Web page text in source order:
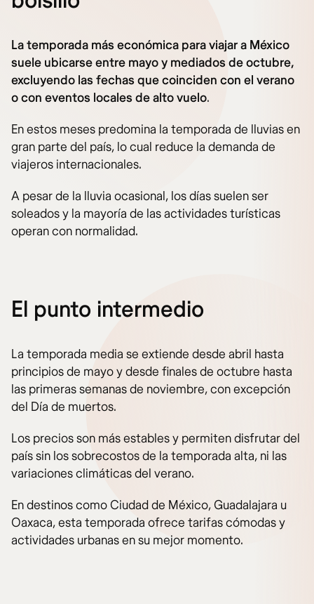
La temporada más económica para viajar a México
suele ubicarse entre mayo y mediados de octubre,
excluyendo las fechas que coinciden con el verano
o con eventos locales de alto vuelo.
En estos meses predomina la temporada de lluvias en
gran parte del país, lo cual reduce la demanda de
viajeros internacionales.
A pesar de la lluvia ocasional, los días suelen ser
soleados y la mayoría de las actividades turísticas
operan con normalidad.
El punto intermedio
La temporada media se extiende desde abril hasta
principios de mayo y desde finales de octubre hasta
las primeras semanas de noviembre, con excepción
del Día de muertos.
Los precios son más estables y permiten disfrutar del
país sin los sobrecostos de la temporada alta, ni las
variaciones climáticas del verano.
En destinos como Ciudad de México, Guadalajara u
Oaxaca, esta temporada ofrece tarifas cómodas y
actividades urbanas en su mejor momento.